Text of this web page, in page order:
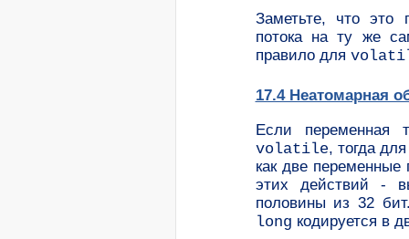
Заметьте, что это
потока
на ту же
правило для
17.4 Неатомарная
Если переменная
volatile, тогда
как две переменные
этих действий -
половины из 32
long кодируется в